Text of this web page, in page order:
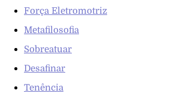
Força Eletromotriz
Metafilosofia
Sobreatuar
Desafinar
Tenência